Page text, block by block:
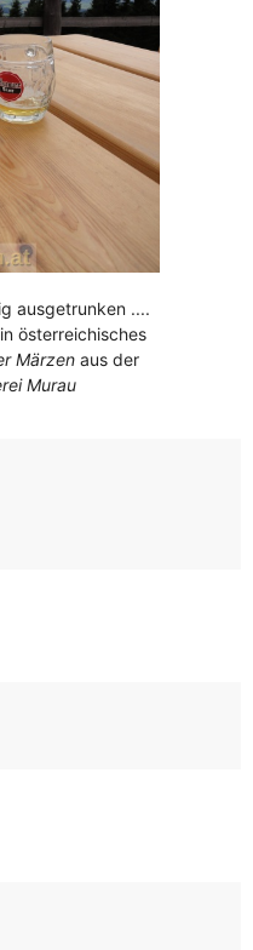
ausgetrunken ....
österreichisches
Märzenaus der
Murau